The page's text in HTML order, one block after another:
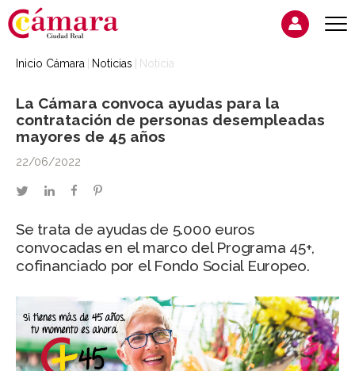
Inicio Cámara Noticias Noticia
La Cámara convoca ayudas para la
contratación de personas desempleadas
mayores de 45 años
22/06/2022
twitterlinkedinfacebookpinterest
Se trata de ayudas de 5.000 euros
convocadas en el marco del Programa 45+,
cofinanciado por el Fondo Social Europeo.